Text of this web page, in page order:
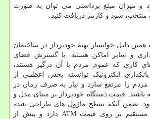
و میزان مبلغ برداشتی می توان به صورت
سود و کارمز دریافت کنید.
همین دلیل خواستار تهیۀ خودپرداز در ساختمان
و سایر اماکن هستند. با گسترش فضای
کاری که عموم مردم با آن درگیر هستند،
الکترونیک توانسته بخش اعظمی از
مردم را مرتفع سازد و نیاز به صرف زمان در
باشند. قیمت دستگاه خودپرداز بر مبنای مدل و
ضمن آنکه سطح ماژول های طراحی شده
مستقیم بر روی قیمتATM دارد و پیش از